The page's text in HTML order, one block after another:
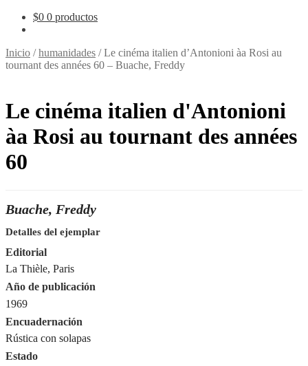
$0 0 productos
Inicio /humanidades /Le cinéma italien d’Antonioni àa Rosi au
tournant des années 60 – Buache, Freddy
Le cinéma italien d'Antonioni
àa Rosi au tournant des années
60
Buache, Freddy
Detalles del ejemplar
Editorial
La Thièle, Paris
Año de publicación
1969
Encuadernación
Rústica con solapas
Estado